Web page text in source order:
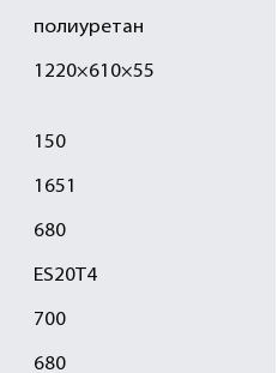
полиуретан
1220×610×55
150
1651
680
ES20T4
700
680